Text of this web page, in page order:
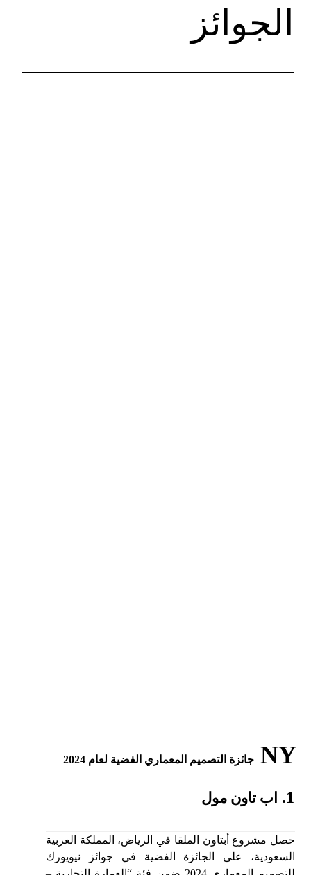
الجوائز
NY جائزة التصميم المعماري الفضية لعام 2024
1. اب تاون مول
حصل مشروع أبتاون الملقا في الرياض،المملكة العربية
السعودية، على الجائزة الفضية في جوائز نيويورك